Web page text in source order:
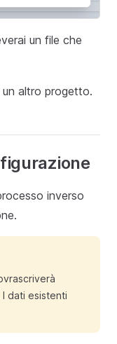
un file che
altro progetto.
inverso
dati esistenti